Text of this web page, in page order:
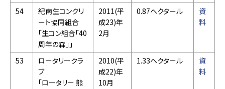
54
紀南生コンクリ
ート協同組合
「生コン組合「40
周年の森」」
2011(平
成23)年
2月
0.87ヘクタール
資
料
53
ロータリークラ
ブ
「ロータリー 熊
2010(平
成22)年
10月
1.33ヘクタール
資
料